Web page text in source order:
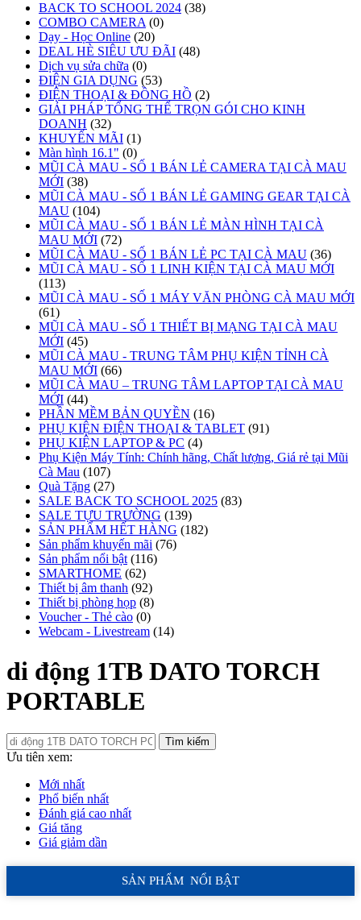
BACK TO SCHOOL 2024 (38)
COMBO CAMERA (0)
Dạy - Học Online (20)
DEAL HÈ SIÊU ƯU ĐÃI (48)
Dịch vụ sửa chữa (0)
ĐIỆN GIA DỤNG (53)
ĐIỆN THOẠI & ĐỒNG HỒ (2)
GIẢI PHÁP TỔNG THỂ TRỌN GÓI CHO KINH
DOANH (32)
KHUYẾN MÃI (1)
Màn hình 16.1" (0)
MŨI CÀ MAU - SỐ 1 BÁN LẺ CAMERA TẠI CÀ MAU
MỚI (38)
MŨI CÀ MAU - SỐ 1 BÁN LẺ GAMING GEAR TẠI CÀ
MAU (104)
MŨI CÀ MAU - SỐ 1 BÁN LẺ MÀN HÌNH TẠI CÀ
MAU MỚI (72)
MŨI CÀ MAU - SỐ 1 BÁN LẺ PC TẠI CÀ MAU (36)
MŨI CÀ MAU - SỐ 1 LINH KIỆN TẠI CÀ MAU MỚI
(113)
MŨI CÀ MAU - SỐ 1 MÁY VĂN PHÒNG CÀ MAU MỚI
(61)
MŨI CÀ MAU - SỐ 1 THIẾT BỊ MẠNG TẠI CÀ MAU
MỚI (45)
MŨI CÀ MAU - TRUNG TÂM PHỤ KIỆN TỈNH CÀ
MAU MỚI (66)
MŨI CÀ MAU – TRUNG TÂM LAPTOP TẠI CÀ MAU
MỚI (44)
PHẦN MỀM BẢN QUYỀN (16)
PHỤ KIỆN ĐIỆN THOẠI & TABLET (91)
PHỤ KIỆN LAPTOP & PC (4)
Phụ Kiện Máy Tính: Chính hãng, Chất lượng, Giá rẻ tại Mũi
Cà Mau (107)
Quà Tặng (27)
SALE BACK TO SCHOOL 2025 (83)
SALE TỰU TRƯỜNG (139)
SẢN PHẨM HẾT HÀNG (182)
Sản phẩm khuyến mãi (76)
Sản phẩm nổi bật (116)
SMARTHOME (62)
Thiết bị âm thanh (92)
Thiết bị phòng họp (8)
Voucher - Thẻ cào (0)
Webcam - Livestream (14)
di động 1TB DATO TORCH
PORTABLE
Tìm kiếm
Ưu tiên xem:
Mới nhất
Phổ biến nhất
Đánh giá cao nhất
Giá tăng
Giá giảm dần
SẢN PHẨM NỔI BẬT